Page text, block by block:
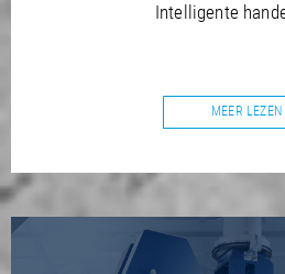
Intelligente
MEER LEZEN